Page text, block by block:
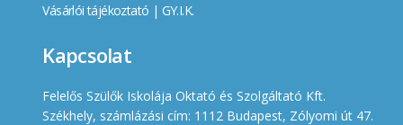
Vásárlói tájékoztató | GY.I.K.
Kapcsolat
Felelős Szülők Iskolája Oktató és Szolgáltató Kft.
Székhely, számlázási cím: 1112 Budapest, Zólyomi út 47.